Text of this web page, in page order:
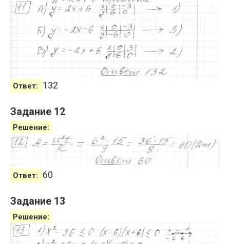
Ответ: 132
Задание 12
Решение:
Ответ: 60
Задание 13
Решение: